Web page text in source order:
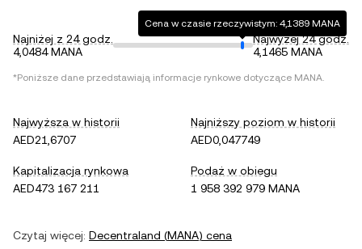
Najniżej z 24 godz.
4,0484 MANA
Cena w czasie rzeczywistym: 4,1389 MANA
Najwyżej 24 godz.
4,1465 MANA
*Poniższe dane przedstawiają informacje rynkowe dotyczące MANA.
Najwyższa w historii
AED21,6707
Najniższy poziom w historii
AED0,047749
Kapitalizacja rynkowa
AED473 167 211
Podaż w obiegu
1 958 392 979 MANA
Czytaj więcej: Decentraland (MANA) cena